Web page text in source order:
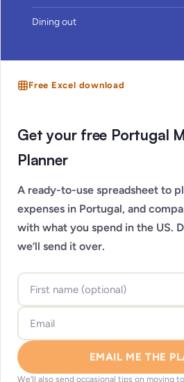
Dining out
Free Excel download
Get your free Portugal
Planner
A ready-to-use spreadsheet to
expenses in Portugal, and
with what you spend in the US.
we’ll send it over.
EMAIL ME THE
We’ll also send occasional tips on moving